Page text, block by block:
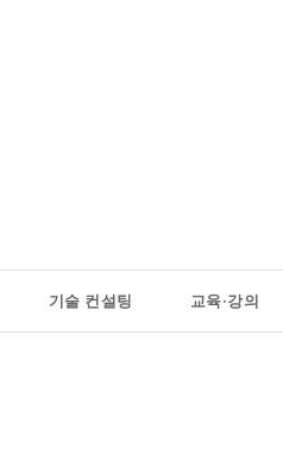
기술 컨설팅 교육·강의